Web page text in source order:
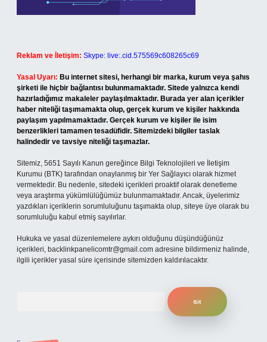
Reklam ve İletişim: Skype: live:.cid.575569c608265c69
Yasal Uyarı: Bu internet sitesi, herhangi bir marka, kurum veya şahıs
şirketi ile hiçbir bağlantısı bulunmamaktadır. Sitede yalnızca kendi
hazırladığımız makaleler paylaşılmaktadır. Burada yer alan içerikler
haber niteliği taşımamakta olup, gerçek kurum ve kişiler hakkında
paylaşım yapılmamaktadır. Gerçek kurum ve kişiler ile isim
benzerlikleri tamamen tesadüfidir. Sitemizdeki bilgiler taslak
halindedir ve tavsiye niteliği taşımazlar.
Sitemiz, 5651 Sayılı Kanun gereğince Bilgi Teknolojileri ve İletişim
Kurumu (BTK) tarafından onaylanmış bir Yer Sağlayıcı olarak hizmet
vermektedir. Bu nedenle, sitedeki içerikleri proaktif olarak denetleme
veya araştırma yükümlülüğümüz bulunmamaktadır. Ancak, üyelerimiz
yazdıkları içeriklerin sorumluluğunu taşımakta olup, siteye üye olarak bu
sorumluluğu kabul etmiş sayılırlar.
Hukuka ve yasal düzenlemelere aykırı olduğunu düşündüğünüz
içerikleri, backlinkpanelicomtr@gmail.com adresine bildirmeniz halinde,
ilgili içerikler yasal süre içerisinde sitemizden kaldırılacaktır.